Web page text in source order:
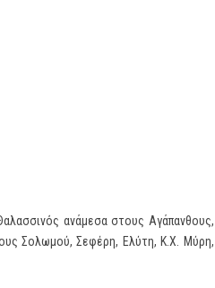
ανάμεσα στους Αγάπανθους,
Σολωμού, Σεφέρη, Ελύτη, Κ.Χ. Μύρη,